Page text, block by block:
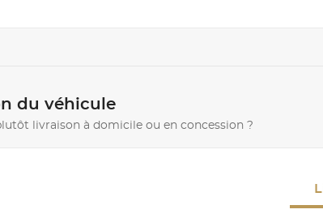
du véhicule
livraison à domicile ou en concession ?